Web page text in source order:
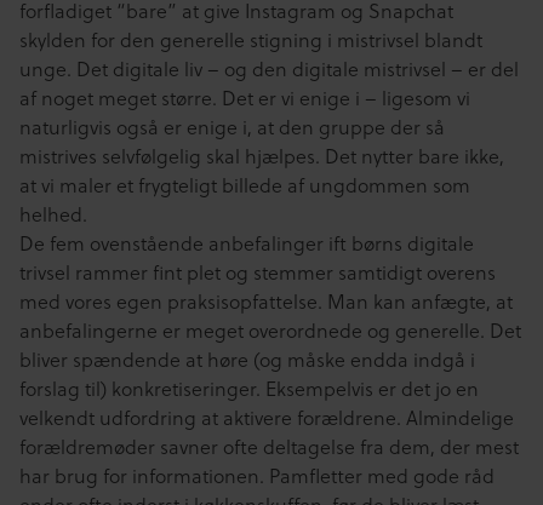
forfladiget “bare” at give Instagram og Snapchat
skylden for den generelle stigning i mistrivsel blandt
unge. Det digitale liv – og den digitale mistrivsel – er del
af noget meget større. Det er vi enige i – ligesom vi
naturligvis også er enige i, at den gruppe der så
mistrives selvfølgelig skal hjælpes. Det nytter bare ikke,
at vi maler et frygteligt billede af ungdommen som
helhed.
De fem ovenstående anbefalinger ift børns digitale
trivsel rammer fint plet og stemmer samtidigt overens
med vores egen praksisopfattelse. Man kan anfægte, at
anbefalingerne er meget overordnede og generelle. Det
bliver spændende at høre (og måske endda indgå i
forslag til) konkretiseringer. Eksempelvis er det jo en
velkendt udfordring at aktivere forældrene. Almindelige
forældremøder savner ofte deltagelse fra dem, der mest
har brug for informationen. Pamfletter med gode råd